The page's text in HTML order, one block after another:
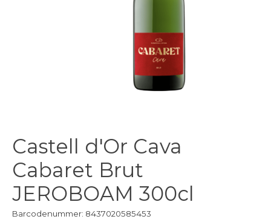
Castell d'Or Cava
Cabaret Brut
JEROBOAM 300cl
Barcodenummer: 8437020585453